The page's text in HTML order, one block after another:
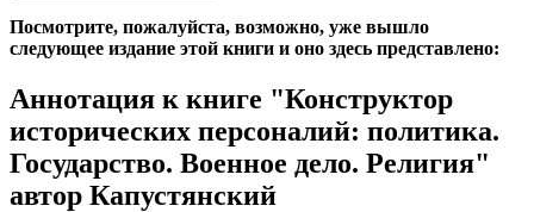
Посмотрите, пожалуйста, возможно, уже вышло
следующее издание этой книги и оно здесь представлено:
Аннотация к книге "Конструктор
исторических персоналий: политика.
Государство. Военное дело. Религия"
автор Капустянский